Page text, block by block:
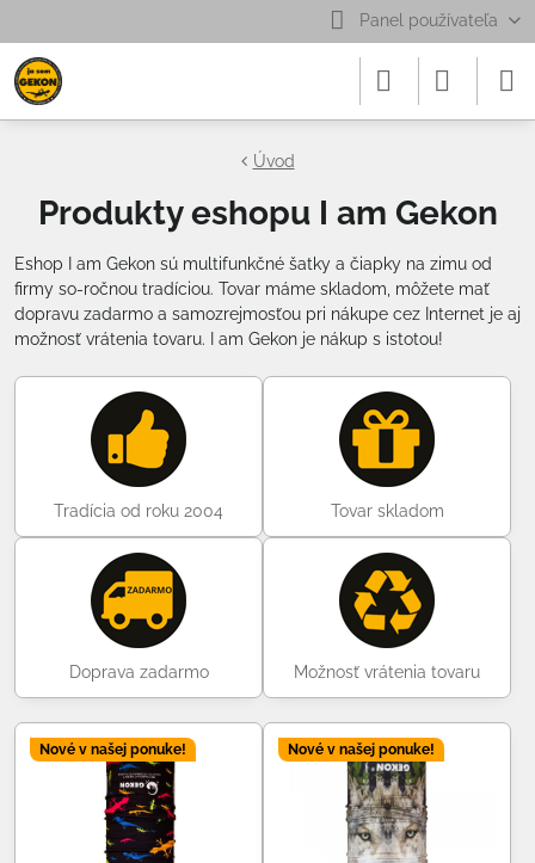
Panel používateľa
Úvod
Produkty eshopu I am Gekon
Eshop I am Gekon sú multifunkčné šatky a čiapky na zimu od
firmy so-ročnou tradíciou. Tovar máme skladom, môžete mať
dopravu zadarmo a samozrejmosťou pri nákupe cez Internet je aj
možnosť vrátenia tovaru. I am Gekon je nákup s istotou!
Tradícia od roku 2004 Tovar skladom
Doprava zadarmo Možnosť vrátenia tovaru
Nové v našej ponuke! Nové v našej ponuke!